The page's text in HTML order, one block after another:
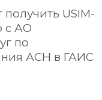
USIM-
с АО
по
АСН в ГАИС